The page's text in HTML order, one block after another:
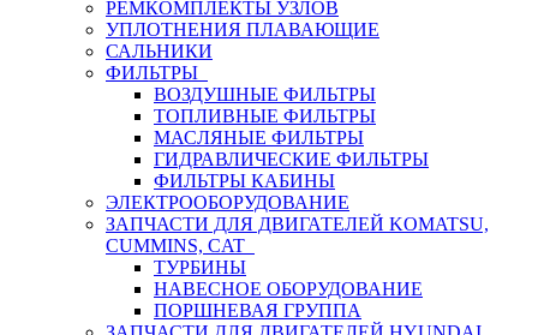
РЕМКОМПЛЕКТЫ УЗЛОВ
УПЛОТНЕНИЯ ПЛАВАЮЩИЕ
САЛЬНИКИ
ФИЛЬТРЫ
ВОЗДУШНЫЕ ФИЛЬТРЫ
ТОПЛИВНЫЕ ФИЛЬТРЫ
МАСЛЯНЫЕ ФИЛЬТРЫ
ГИДРАВЛИЧЕСКИЕ ФИЛЬТРЫ
ФИЛЬТРЫ КАБИНЫ
ЭЛЕКТРООБОРУДОВАНИЕ
ЗАПЧАСТИ ДЛЯ ДВИГАТЕЛЕЙ KOMATSU,
CUMMINS, CAT
ТУРБИНЫ
НАВЕСНОЕ ОБОРУДОВАНИЕ
ПОРШНЕВАЯ ГРУППА